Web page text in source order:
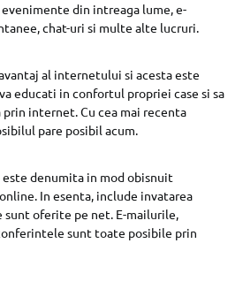
din intreaga lume, e-
chat-uri si multe alte lucruri.
al internetului si acesta este
educati in confortul propriei case si sa
internet. Cu cea mai recenta
pare posibil acum.
este denumita in mod obisnuit
In esenta, include invatarea
sunt oferite pe net. E-mailurile,
sunt toate posibile prin